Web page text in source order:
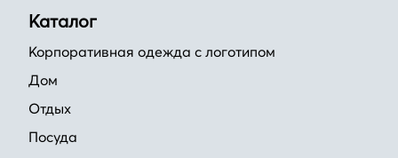
Каталог
Корпоративная одежда с логотипом
Дом
Отдых
Посуда